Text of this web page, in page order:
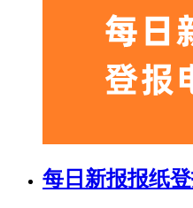
每日新报报纸